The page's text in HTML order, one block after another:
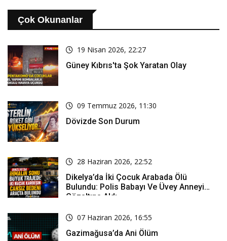
Çok Okunanlar
19 Nisan 2026, 22:27
Güney Kıbrıs'ta Şok Yaratan Olay
09 Temmuz 2026, 11:30
Dövizde Son Durum
28 Haziran 2026, 22:52
Dikelya’da İki Çocuk Arabada Ölü
Bulundu: Polis Babayı Ve Üvey Anneyi
Gözaltına Aldı
07 Haziran 2026, 16:55
Gazimağusa’da Ani Ölüm